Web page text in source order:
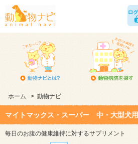
ホーム > 動物ナビ
マイトマックス・スーパー 中・大型犬用
毎日のお腹の健康維持に対するサプリメント